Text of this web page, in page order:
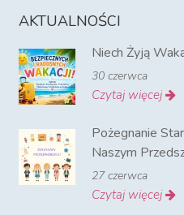
AKTUALNOŚCI
Niech Żyją
30 czerwca
Czytaj więcej
Pożegnanie
Naszym
27 czerwca
Czytaj więcej